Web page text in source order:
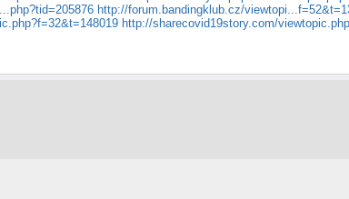
http://forum.bandingklub.cz/
http://sharecovid19story.com/